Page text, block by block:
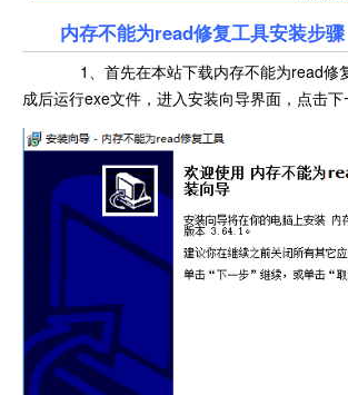
内存不能为read修复工具安装步骤
1、首先在本站下载内存不能为read修
成后运行exe文件，进入安装向导界面，点击下